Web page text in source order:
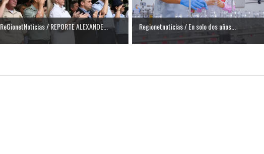
ReGionetNoticias / REPORTE ALEXANDE... Regionetnoticias / En solo dos años...